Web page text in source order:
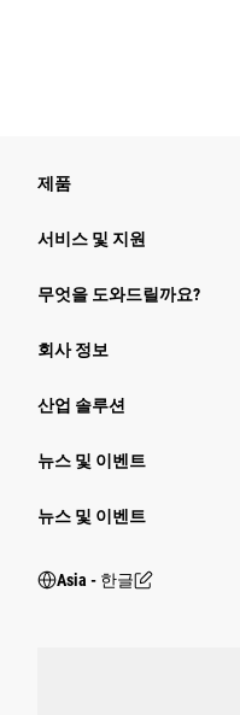
제품
서비스 및 지원
무엇을 도와드릴까요?
회사 정보
산업 솔루션
뉴스 및 이벤트
뉴스 및 이벤트
Asia - 한글